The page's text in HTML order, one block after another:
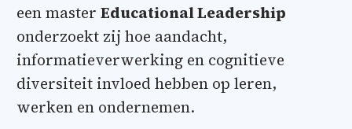
een master Educational Leadership
onderzoekt zij hoe aandacht,
informatieverwerking en cognitieve
diversiteit invloed hebben op leren,
werken en ondernemen.